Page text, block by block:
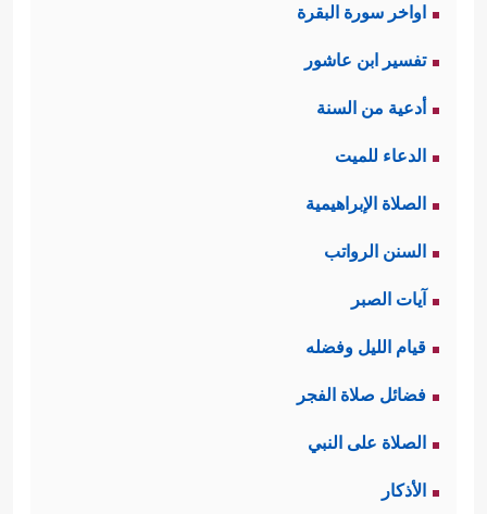
اواخر سورة البقرة
تفسير ابن عاشور
أدعية من السنة
الدعاء للميت
الصلاة الإبراهيمية
السنن الرواتب
آيات الصبر
قيام الليل وفضله
فضائل صلاة الفجر
الصلاة على النبي
الأذكار